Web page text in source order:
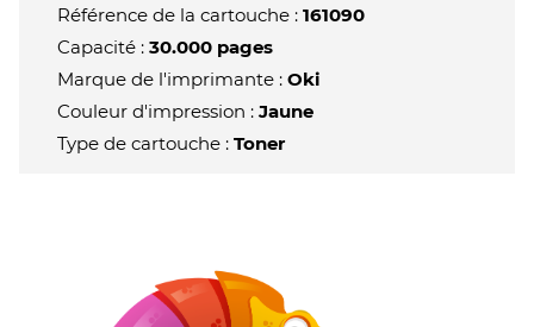
Référence de la cartouche : 161090
Capacité : 30.000 pages
Marque de l'imprimante : Oki
Couleur d'impression : Jaune
Type de cartouche : Toner